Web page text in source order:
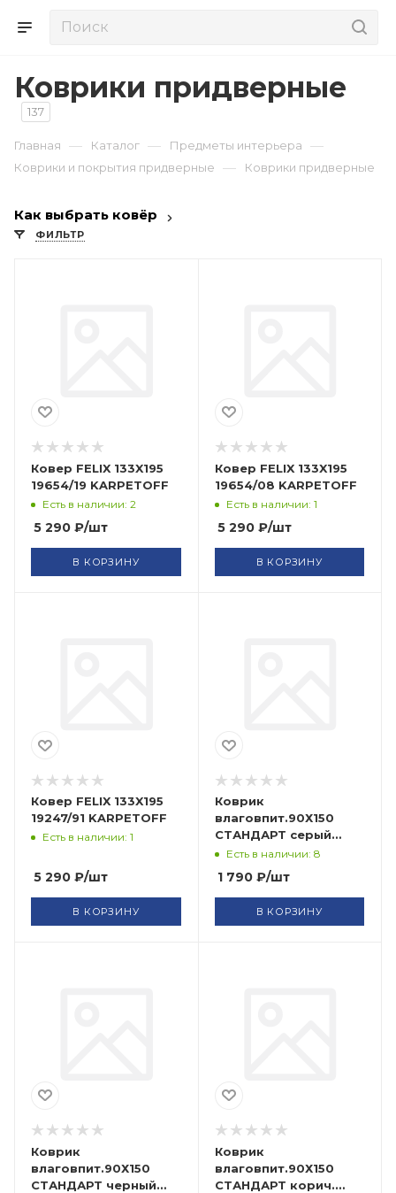
Коврики придверные
137
Главная — Каталог — Предметы интерьера —
Коврики и покрытия придверные — Коврики придверные
Как выбрать ковёр
ФИЛЬТР
Ковер FELIX 133X195
19654/19 KARPETOFF
Есть в наличии: 2
5 290 ₽/шт
В КОРЗИНУ
Ковер FELIX 133X195
19654/08 KARPETOFF
Есть в наличии: 1
5 290₽/шт
В КОРЗИНУ
Ковер FELIX 133X195
19247/91 KARPETOFF
Есть в наличии: 1
5 290 ₽/шт
В КОРЗИНУ
Коврик
влаговпит.90Х150
СТАНДАРТ серый
FLOOR MAT
Есть в наличии: 8
1 790₽/шт
В КОРЗИНУ
Коврик
влаговпит.90Х150
СТАНДАРТ черный
Коврик
влаговпит.90Х150
СТАНДАРТ корич.